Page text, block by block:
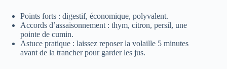
Points forts : digestif, économique, polyvalent.
Accords d’assaisonnement : thym, citron, persil, une
pointe de cumin.
Astuce pratique : laissez reposer la volaille 5 minutes
avant de la trancher pour garder les jus.